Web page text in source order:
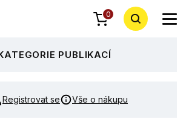
0
PUBLIKACÍ
Registrovat se Vše o nákupu